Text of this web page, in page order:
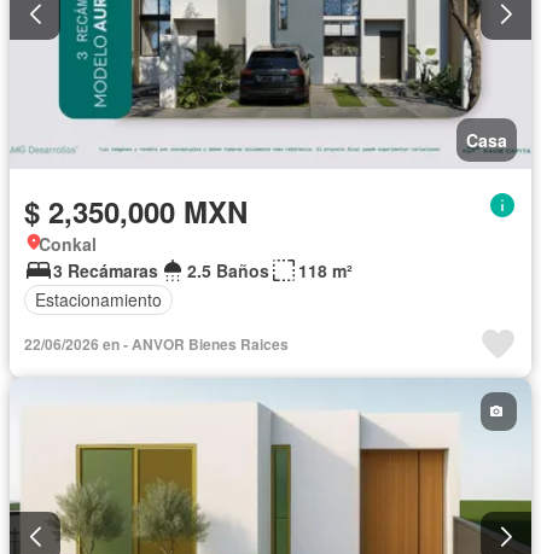
Casa
$ 2,350,000 MXN
Conkal
3 Recámaras
2.5 Baños
118 m²
Estacionamiento
22/06/2026 en - ANVOR Bienes Raices